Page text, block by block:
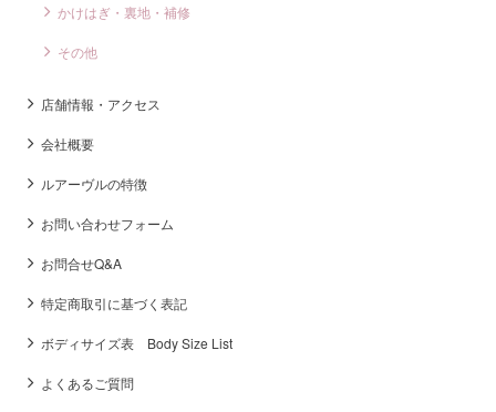
かけはぎ・裏地・補修
その他
店舗情報・アクセス
会社概要
ルアーヴルの特徴
お問い合わせフォーム
お問合せQ&A
特定商取引に基づく表記
ボディサイズ表 Body Size List
よくあるご質問